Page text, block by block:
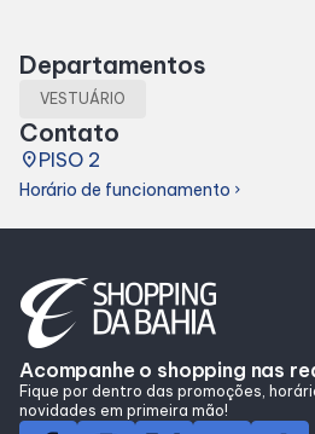
Lojas e Restaurantes
Lojas
Compre Online
Programa de benefícios
Departamentos
VESTUÁRIO
Contato
placePISO 2
Horário de funcionamento chevron_right
Acompanhe o shopping nas
Fique por dentro das promoções,
novidades em primeira mão!